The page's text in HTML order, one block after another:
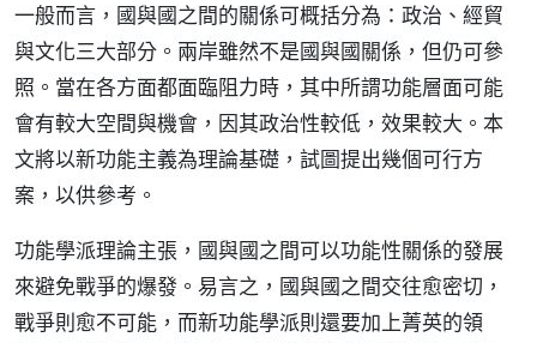
一般而言，國與國之間的關係可概括分為：政治、經貿
與文化三大部分。兩岸雖然不是國與國關係，但仍可參
照。當在各方面都面臨阻力時，其中所謂功能層面可能
會有較大空間與機會，因其政治性較低，效果較大。本
文將以新功能主義為理論基礎，試圖提出幾個可行方
案，以供參考。
功能學派理論主張，國與國之間可以功能性關係的發展
來避免戰爭的爆發。易言之，國與國之間交往愈密切，
戰爭則愈不可能，而新功能學派則還要加上菁英的領